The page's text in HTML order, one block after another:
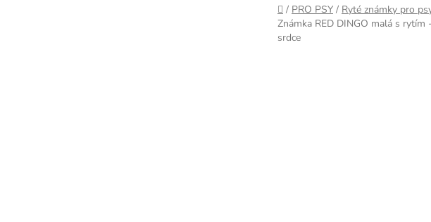
Domů
/ PRO PSY / Ryté známky pro
Známka RED DINGO malá s
srdce